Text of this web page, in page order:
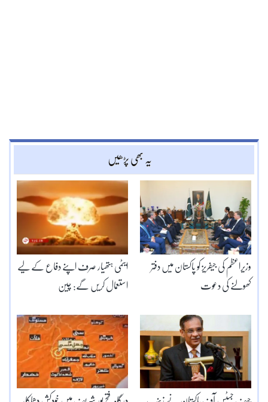
یہ بھی پڑھیں
ایٹمی ہتھیار صرف اپنے دفاع کے لیے
استعمال کریں گے: چین
وزیراعظم کی جیفریز کو پاکستان میں دفتر
کھولنے کی دعوت